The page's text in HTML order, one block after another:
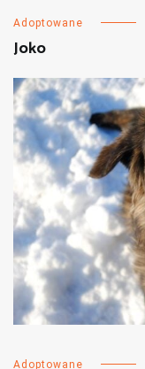
Adoptowane
Joko
Adoptowane